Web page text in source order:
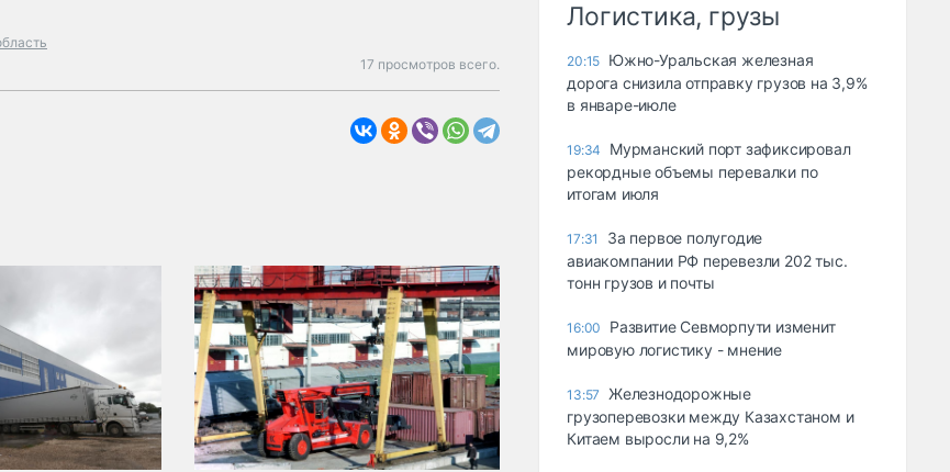
17 просмотров всего.
Логистика, грузы
20:15 Южно-Уральская железная
дорога снизила отправку грузов на 3,9%
в январе-июле
19:34
Мурманский порт зафиксировал
рекордные объемы перевалки по
итогам июля
17:31
За первое полугодие
авиакомпании РФ перевезли 202 тыс.
тонн грузов и почты
16:00
Развитие Севморпути изменит
мировую логистику - мнение
13:57
Железнодорожные
грузоперевозки между Казахстаном и
Китаем выросли на 9,2%